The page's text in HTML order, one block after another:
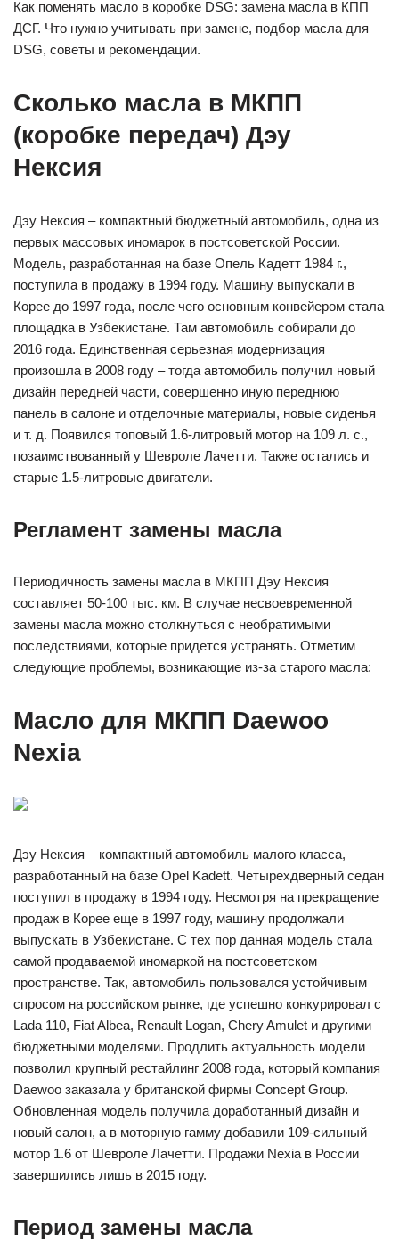
Как поменять масло в коробке DSG: замена масла в КПП
ДСГ. Что нужно учитывать при замене, подбор масла для
DSG, советы и рекомендации.
Сколько масла в МКПП
(коробке передач) Дэу
Нексия
Дэу Нексия – компактный бюджетный автомобиль, одна из
первых массовых иномарок в постсоветской России.
Модель, разработанная на базе Опель Кадетт 1984 г.,
поступила в продажу в 1994 году. Машину выпускали в
Корее до 1997 года, после чего основным конвейером стала
площадка в Узбекистане. Там автомобиль собирали до
2016 года. Единственная серьезная модернизация
произошла в 2008 году – тогда автомобиль получил новый
дизайн передней части, совершенно иную переднюю
панель в салоне и отделочные материалы, новые сиденья
и т. д. Появился топовый 1.6-литровый мотор на 109 л. с.,
позаимствованный у Шевроле Лачетти. Также остались и
старые 1.5-литровые двигатели.
Регламент замены масла
Периодичность замены масла в МКПП Дэу Нексия
составляет 50-100 тыс. км. В случае несвоевременной
замены масла можно столкнуться с необратимыми
последствиями, которые придется устранять. Отметим
следующие проблемы, возникающие из-за старого масла:
Масло для МКПП Daewoo
Nexia
Дэу Нексия – компактный автомобиль малого класса,
разработанный на базе Opel Kadett. Четырехдверный седан
поступил в продажу в 1994 году. Несмотря на прекращение
продаж в Корее еще в 1997 году, машину продолжали
выпускать в Узбекистане. С тех пор данная модель стала
самой продаваемой иномаркой на постсоветском
пространстве. Так, автомобиль пользовался устойчивым
спросом на российском рынке, где успешно конкурировал с
Lada 110, Fiat Albea, Renault Logan, Chery Amulet и другими
бюджетными моделями. Продлить актуальность модели
позволил крупный рестайлинг 2008 года, который компания
Daewoo заказала у британской фирмы Concept Group.
Обновленная модель получила доработанный дизайн и
новый салон, а в моторную гамму добавили 109-сильный
мотор 1.6 от Шевроле Лачетти. Продажи Nexia в России
завершились лишь в 2015 году.
Период замены масла